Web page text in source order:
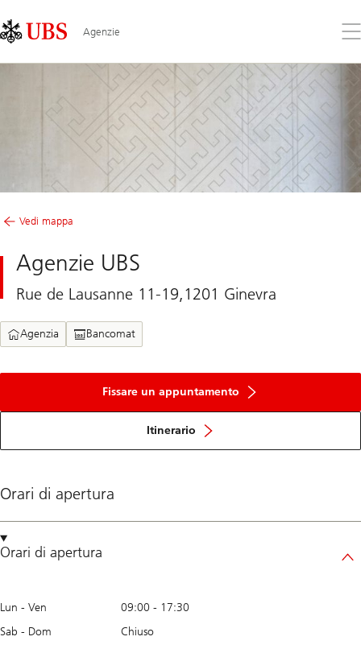
Links
Area
Agenzie
il
Vedi mappa
Agenzie UBS
Rue de Lausanne 11-19,1201 Ginevra
Agenzia Bancomat
Fissare un appuntamento
Itinerario
Orari di apertura
Orari di apertura
Lun - Ven 09:00 - 17:30
Sab - Dom
Chiuso